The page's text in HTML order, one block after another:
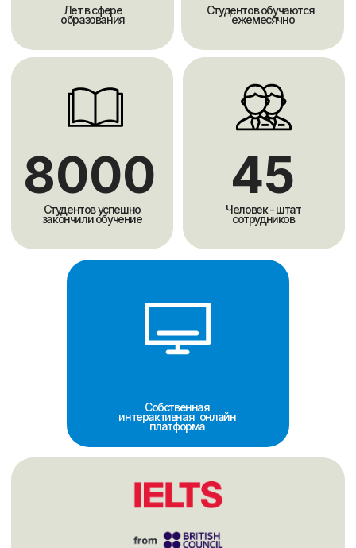
Курс подготовки
баллом 8.5 и 8.0
международными стажировками и
опытом обучения и проживания за
рубежом, которые владеют английским
в совершенстве и имеют опыт
подготовки студентов к IELTS.
(понимание речи на слух, говорение, чтение и
Занятия проходят на английском языке и включают
техники выполнения заданий, разбор ошибок,
проверку и оценку Writing и Speaking.
Программа подготовки к IELTS составлена по
учебникам ведущих британских издательств с
использованием ресурсов от IELTS экзаменаторов
В дополнение к урокам два раза в месяц для
студентов школы проходят разговорные клубы,